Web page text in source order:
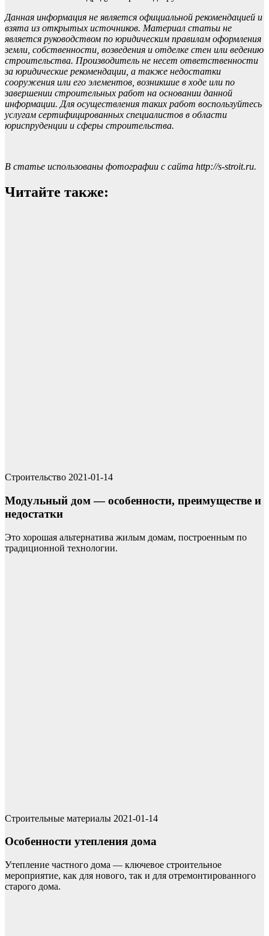
Данная информация не является официальной рекомендацией и
взята из открытых источников. Материал статьи не
является руководством по юридическим правилам оформления
земли, собственности, возведения и отделке стен или ведению
строительства. Производитель не несет ответственности
за юридические рекомендации, а также недостатки
сооружения или его элементов, возникшие в ходе или по
завершении строительных работ на основании данной
информации. Для осуществления таких работ воспользуйтесь
услугам сертифицированных специалистов в области
юриспруденции и сферы строительства.
В статье использованы фотографии с сайта http://s-stroit.ru.
Читайте также:
Строительство 2021-01-14
Модульный дом — особенности, преимуществе и
недостатки
Это хорошая альтернатива жилым домам, построенным по
традиционной технологии.
Строительные материалы 2021-01-14
Особенности утепления дома
Утепление частного дома — ключевое строительное
мероприятие, как для нового, так и для отремонтированного
старого дома.